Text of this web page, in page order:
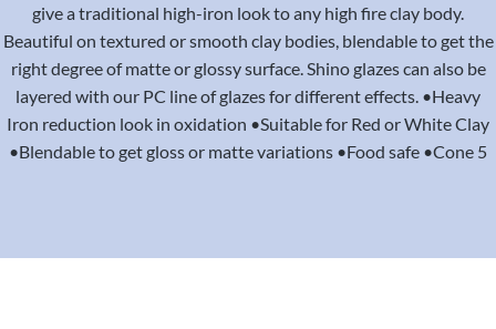
give a traditional high-iron look to any high fire clay body.
Beautiful on textured or smooth clay bodies, blendable to get the
right degree of matte or glossy surface. Shino glazes can also be
layered with our PC line of glazes for different effects. •Heavy
Iron reduction look in oxidation •Suitable for Red or White Clay
•Blendable to get gloss or matte variations •Food safe •Cone 5